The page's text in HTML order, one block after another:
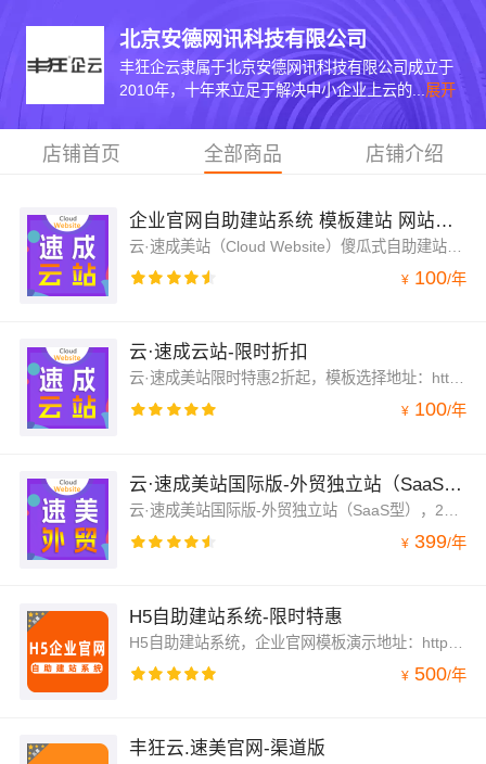
北京安德网讯科技有限公司
丰狂企云隶属于北京安德网讯科技有限公司成立于
2010年，十年来立足于解决中小企业上云的... 展开
店铺首页 全部商品 店铺介绍
企业官网自助建站系统 模板建站 网站模板 官网设计制作-速成云站
¥ 100/年
云·速成云站-限时折扣
云·速成美站限时特惠2折起，模板选择地址：https://moban.wezhan.cn/；24小时热线：4009030002转13931。
¥ 100/年
云·速成美站国际版-外贸独立站（SaaS型）
¥ 399/年
H5自助建站系统-限时特惠
¥ 500/年
丰狂云.速美官网-渠道版